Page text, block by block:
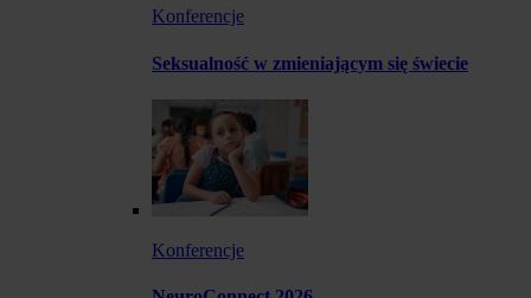
Konferencje
Seksualność w zmieniającym się świecie
Konferencje